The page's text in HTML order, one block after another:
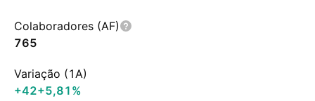
Colaboradores (AF)
765
Variação (1A)
+42+5,81%